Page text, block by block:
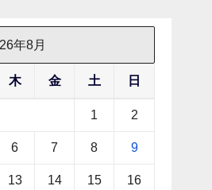
年8月
木 金 土 日
1 2
6 7 8 9
13 14 15 16